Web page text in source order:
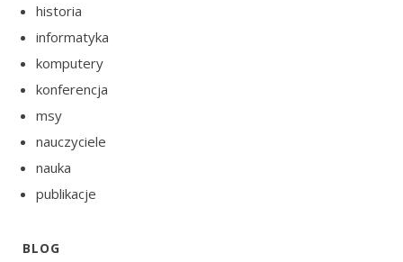
historia
informatyka
komputery
konferencja
msy
nauczyciele
nauka
publikacje
BLOG